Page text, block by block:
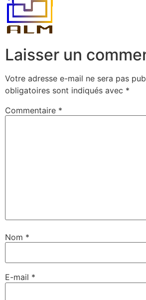
Laisser un
Votre adresse e-mail ne sera pas
obligatoires sont indiqués avec *
Commentaire *
Nom *
E-mail *